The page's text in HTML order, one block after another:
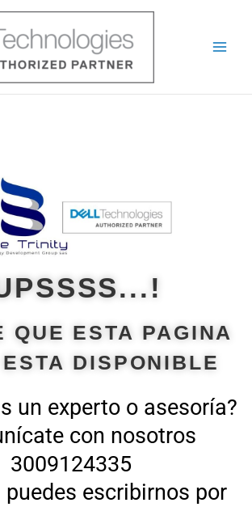
QUE ESTA PAGINA
DISPONIBLE
un experto o asesoría?
con nosotros
3009124335
escribirnos por